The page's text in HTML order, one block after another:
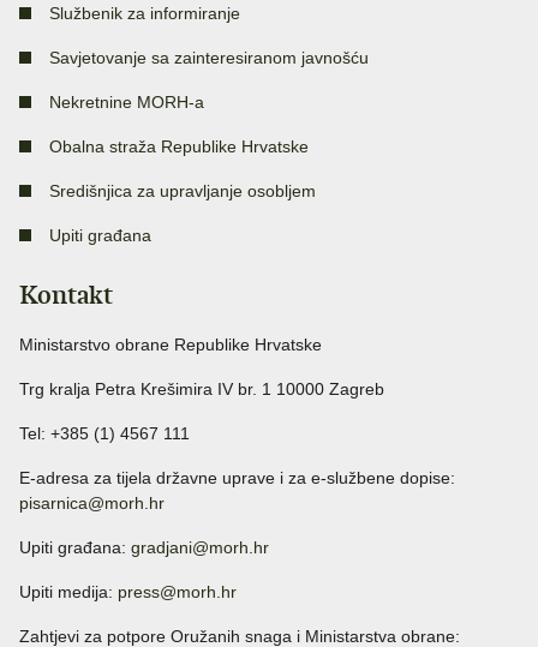
Službenik za informiranje
Savjetovanje sa zainteresiranom javnošću
Nekretnine MORH-a
Obalna straža Republike Hrvatske
Središnjica za upravljanje osobljem
Upiti građana
Kontakt
Ministarstvo obrane Republike Hrvatske
Trg kralja Petra Krešimira IV br. 1 10000 Zagreb
Tel: +385 (1) 4567 111
E-adresa za tijela državne uprave i za e-službene dopise:
pisarnica@morh.hr
Upiti građana: gradjani@morh.hr
Upiti medija: press@morh.hr
Zahtjevi za potpore Oružanih snaga i Ministarstva obrane: